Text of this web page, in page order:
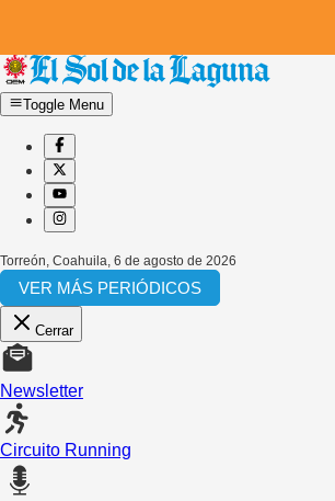
Toggle Menu
Torreón, Coahuila 6 de agosto de 2026
VER MÁS PERIÓDICOS
Cerrar
Newsletter
Circuito Running